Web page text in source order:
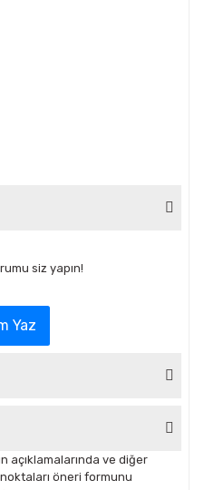
siz yapın!
Yaz
açıklamalarında ve diğer
öneri formunu